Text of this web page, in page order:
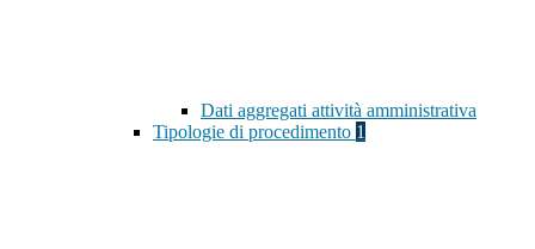
Dati aggregati attività amministrativa
Tipologie di procedimento 1